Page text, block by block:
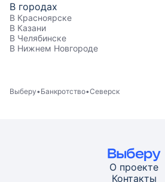
В городах
В Красноярске
В Казани
В Челябинске
В Нижнем Новгороде
Выберу Банкротство Северск
О проекте
Контакты